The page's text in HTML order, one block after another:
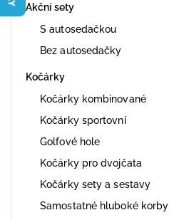
Akční sety
S autosedačkou
Bez autosedačky
Kočárky
Kočárky kombinované
Kočárky sportovní
Golfové hole
Kočárky pro dvojčata
Kočárky sety a sestavy
Samostatné hluboké korby